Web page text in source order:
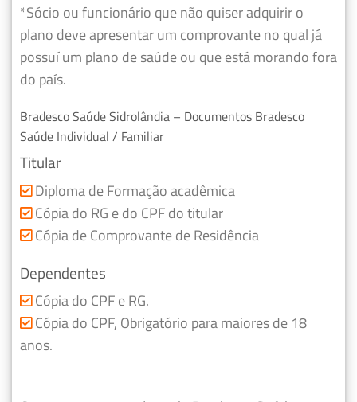
*Sócio ou funcionário que não quiser adquirir o
plano deve apresentar um comprovante no qual já
possuí um plano de saúde ou que está morando fora
do país.
Bradesco Saúde Sidrolândia – Documentos Bradesco
Saúde Individual / Familiar
Titular
Diploma de Formação acadêmica
Cópia do RG e do CPF do titular
Cópia de Comprovante de Residência
Dependentes
Cópia do CPF e RG.
Cópia do CPF, Obrigatório para maiores de 18
anos.